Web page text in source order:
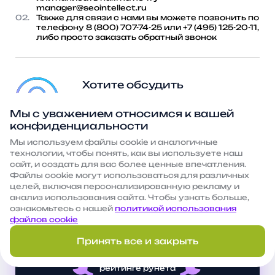
4 Проработка поведенческих факторов и
юзабилити
ресурса, является одним из ключевых факторов
ранжирования сайта. Поисковые система уже
давно научились контролировать и
анализировать трафик, проходящий через ваш
сайт и чем лучше посетители взаимодействуют с
блоками ваших страниц, тем лучше ресурс
выглядит в глазах поисковика. При работе с
поведенческими показателями, проводим
следующие работы:
Анализируем эффективность
взаимодействия пользователя с сайтом;
manager@seointellect.ru
02.
Также для связи с нами вы можете позвонить по
телефону 8 (800) 707-74-25 или +7 (495) 125-20-11,
либо просто заказать обратный звонок
Хотите обсудить
Оставить заявку
Наши регалии
16
место в
рейтинге рунета
Мы с уважением относимся к вашей
конфиденциальности
Мы используем файлы сооkie и аналогичные
технологии, чтобы понять, как вы используете наш
сайт, и создать для вас более ценные впечатления.
Файлы сооkie могут использоваться для различных
целей, включая персонализированную рекламу и
анализ использования сайта. Чтобы узнать больше,
ознакомьтесь с нашей политикой использования
файлов cookie
Принять все и закрыть